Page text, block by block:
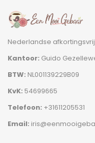
Nederlandse
Kantoor: Guido
BTW: NL001139229B09
KvK: 54699665
Telefoon: +31611205531
Email: